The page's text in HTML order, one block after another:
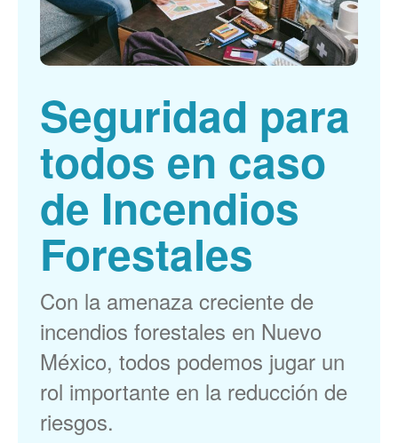
Seguridad para
todos en caso
de Incendios
Forestales
Con la amenaza creciente de
incendios forestales en Nuevo
México, todos podemos jugar un
rol importante en la reducción de
riesgos.